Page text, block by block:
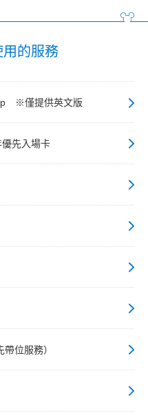
的服務
※僅提供英文版
先入場卡
位服務）